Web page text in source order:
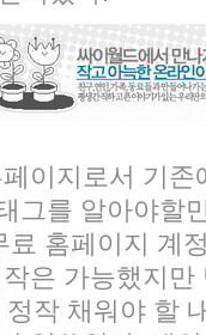
이지로서 기존
그를 알아야할
홈페이지 계
은 가능했지
작 채워야 할
»